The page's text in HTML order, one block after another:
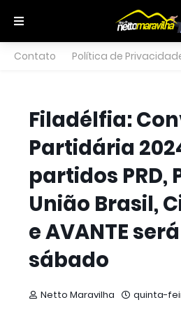
Contato Política de
Filadélfia:
Partidária
partidos PRD,
União Brasil,
e AVANTE
sábado
Netto Maravilha quinta-